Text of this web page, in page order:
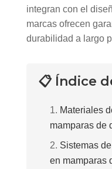
integran con el
marcas ofrecen
durabilidad a largo
📋 Índice
Materiales
mamparas de
Sistemas
en mamparas